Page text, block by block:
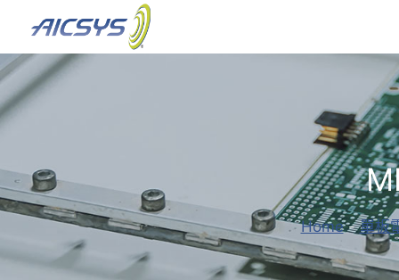
主
要
內
容
Home-單板